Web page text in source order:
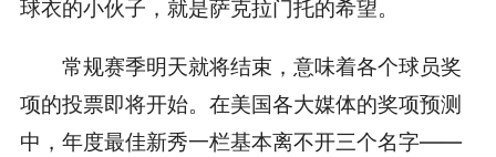
球衣的小伙子，就是萨克拉门托的希望。
常规赛季明天就将结束，意味着各个球员奖
项的投票即将开始。在美国各大媒体的奖项预测
中，年度最佳新秀一栏基本离不开三个名字——